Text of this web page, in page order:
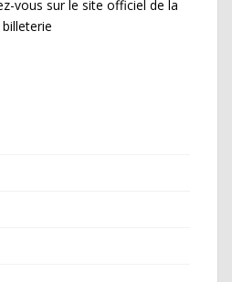
vous sur le site officiel de la
billeterie